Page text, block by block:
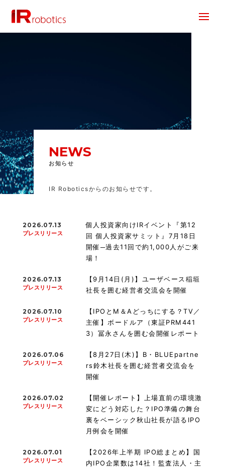
NEWS
お知らせ
IR Roboticsからのお知らせです。
2026.07.13
プレスリリース
個人投資家向けIRイベント『第12
回 個人投資家サミット』7月18日
開催─過去11回で約1,000人がご来
場！
2026.07.13
プレスリリース
【9月14日(月)】ユーザベース稲垣
社長を囲む経営者交流会を開催
2026.07.10
プレスリリース
【IPOとM＆Aどっちにする？TV／
主催】ボードルア（東証PRM441
3）冨永さんを囲む会開催レポート
2026.07.06
プレスリリース
【8月27日(木)】B・BLUEpartne
rs鈴木社長を囲む経営者交流会を
開催
2026.07.02
プレスリリース
【開催レポート】上場直前の環境激
変にどう対応した？IPO準備の舞台
裏をベーシック秋山社長が語るIPO
月例会を開催
2026.07.01
プレスリリース
【2026年上半期 IPO総まとめ】国
内IPO企業数は14社！監査法人・主